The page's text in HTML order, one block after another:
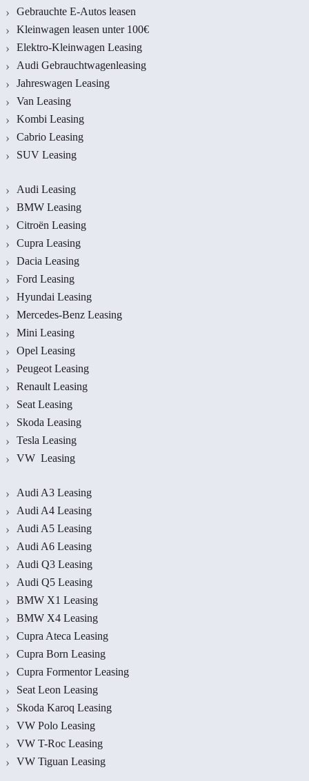
Gebrauchte E-Autos leasen
Kleinwagen leasen unter 100€
Elektro-Kleinwagen Leasing
Audi Gebrauchtwagenleasing
Jahreswagen Leasing
Van Leasing
Kombi Leasing
Cabrio Leasing
SUV Leasing
Audi Leasing
BMW Leasing
Citroën Leasing
Cupra Leasing
Dacia Leasing
Ford Leasing
Hyundai Leasing
Mercedes-Benz Leasing
Mini Leasing
Opel Leasing
Peugeot Leasing
Renault Leasing
Seat Leasing
Skoda Leasing
Tesla Leasing
VW Leasing
Audi A3 Leasing
Audi A4 Leasing
Audi A5 Leasing
Audi A6 Leasing
Audi Q3 Leasing
Audi Q5 Leasing
BMW X1 Leasing
BMW X4 Leasing
Cupra Ateca Leasing
Cupra Born Leasing
Cupra Formentor Leasing
Seat Leon Leasing
Skoda Karoq Leasing
VW Polo Leasing
VW T-Roc Leasing
VW Tiguan Leasing